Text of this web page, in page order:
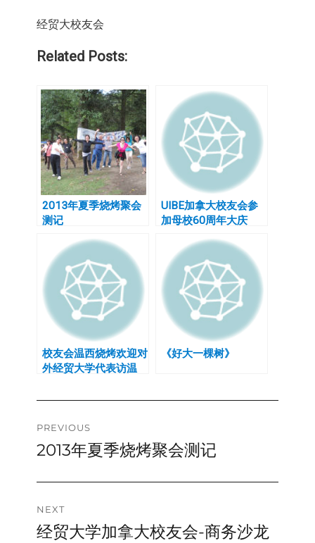
经贸大校友会
Related Posts:
2013年夏季烧烤聚会
测记
UIBE加拿大校友会参
加母校60周年大庆
校友会温西烧烤欢迎对
外经贸大学代表访温
《好大一棵树》
Post
navigation
PREVIOUS
Previous
2013年夏季烧烤聚会测记
NEXT
Next
经贸大学加拿大校友会-商务沙龙